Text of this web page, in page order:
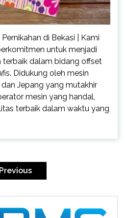
di Bekasi | Kami
untuk menjadi
terbaik dalam bidang offset
Didukung oleh mesin
Jepang yang mutakhir
mesin yang handal,
terbaik dalam waktu yang
Previous